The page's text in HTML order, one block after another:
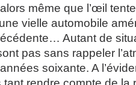
même que l’œil
vielle automobile
Autant de
pas sans rappeler
soixante. A